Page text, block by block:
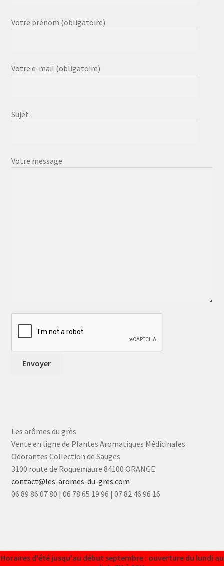
Votre prénom (obligatoire)
Votre e-mail (obligatoire)
Sujet
Votre message
Les arômes du grès
Vente en ligne de Plantes Aromatiques Médicinales
Odorantes Collection de Sauges
3100 route de Roquemaure 84100 ORANGE
contact@les-aromes-du-gres.com
06 89 86 07 80 | 06 78 65 19 96 | 07 82 46 96 16
Horaires d'été jusqu'au début septembre : ouverture du lundi au